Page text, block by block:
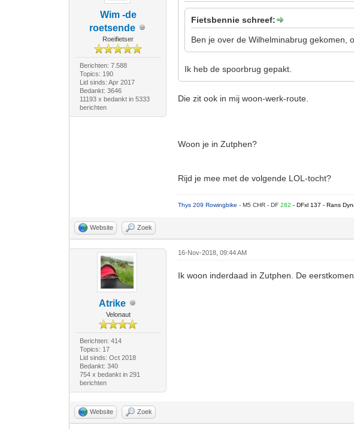
Wim -de
roetsende
Roeifietser
Berichten: 7.588
Topics: 190
Lid sinds: Apr 2017
Bedankt: 3646
11193 x bedankt in 5333
berichten
Fietsbennie schreef:
Ben je over de Wilhelminabrug gekomen,
Ik heb de spoorbrug gepakt.
Die zit ook in mij woon-werk-route.
Woon je in Zutphen?
Rijd je mee met de volgende LOL-tocht?
Thys 209 Rowingbike- M5 CHR - DF282- DFxl 137 - Rans
Website Zoek
Atrike
Velonaut
Berichten: 414
Topics: 17
Lid sinds: Oct 2018
Bedankt: 340
754 x bedankt in 291
berichten
16-Nov-2018, 09:44 AM
Ik woon inderdaad in Zutphen. De
Website Zoek